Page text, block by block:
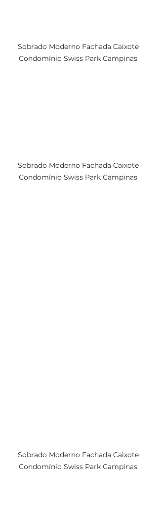
Sobrado Moderno Fachada Caixote
Condomínio Swiss Park Campinas
Sobrado Moderno Fachada Caixote
Condomínio Swiss Park Campinas
Sobrado Moderno Fachada Caixote
Condomínio Swiss Park Campinas